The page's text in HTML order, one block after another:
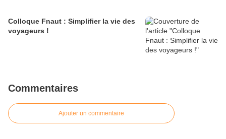
Colloque Fnaut : Simplifier la vie des
voyageurs !
Commentaires
Ajouter un commentaire